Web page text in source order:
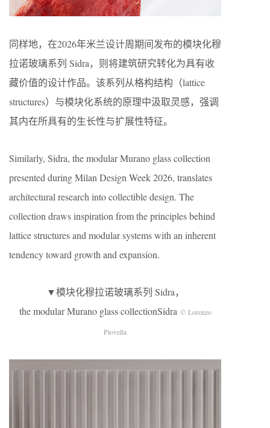
同样地，在2026年米兰设计周期间发布的模块化穆
拉诺玻璃系列 Sidra，则将建筑研究转化为具有收
藏价值的设计作品。该系列从格构结构（lattice
structures）与模块化系统的原理中汲取灵感，强调
其内在所具有的生长性与扩展性特征。
Similarly, Sidra, the modular Murano glass collection
presented during Milan Design Week 2026, translates
architectural research into collectible design. The
collection draws inspiration from the principles behind
lattice structures and modular systems with an inherent
tendency toward growth and expansion.
▼模块化穆拉诺玻璃系列 Sidra，
the modular Murano glass collectionSidra © Lorenzo
Piovella